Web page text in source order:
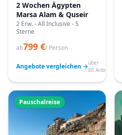
2 Wochen Ägypten
Marsa Alam & Quseir
2 Erw. - All Inclusive - 5
Sterne
ab799 €/ Person
Angebote vergleichen →über
80 Anbieter
Pauschalreise